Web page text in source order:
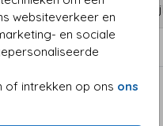
websiteverkeer en
en sociale
of intrekken op ons ons
•
Prijzen